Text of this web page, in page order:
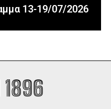
13-19/07/2026